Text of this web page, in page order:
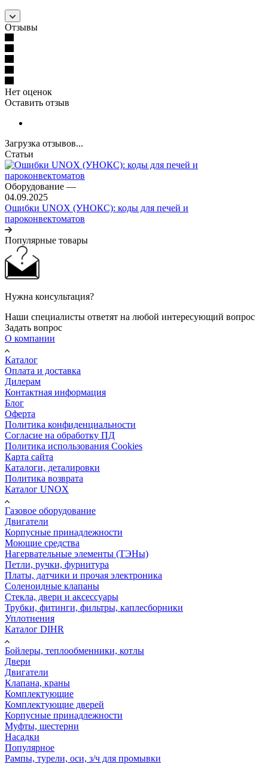
Отзывы
Нет оценок
Оставить отзыв
Загрузка отзывов...
Статьи
Оборудование —
04.09.2025
Ошибки UNOX (УНОКС): коды для печей и
пароконвектоматов
Популярные товары
Нужна консультация?
Наши специалисты ответят на любой интересующий вопрос
Задать вопрос
О компании
Каталог
Оплата и доставка
Дилерам
Контактная информация
Блог
Оферта
Политика конфиденциальности
Согласие на обработку ПД
Политика использования Cookies
Карта сайта
Каталоги, деталировки
Политика возврата
Каталог UNOX
Газовое оборудование
Двигатели
Корпусные принадлежности
Моющие средства
Нагервательные элементы (ТЭНы)
Петли, ручки, фурнитура
Платы, датчики и прочая электроника
Соленоидные клапаны
Стекла, двери и аксессуары
Трубки, фитинги, фильтры, каплесборники
Уплотнения
Каталог DIHR
Бойлеры, теплообменники, котлы
Двери
Двигатели
Клапана, краны
Комплектующие
Комплектующие дверей
Корпусные принадлежности
Муфты, шестерни
Насадки
Популярное
Рампы, турели, оси, з/ч для промывки